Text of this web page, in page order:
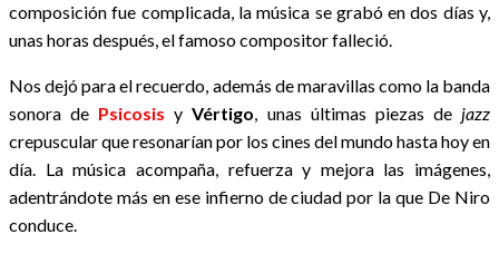
composición fue complicada, la música se grabó en dos días y,
unas horas después, el famoso compositor falleció.
Nos dejó para el recuerdo, además de maravillas como la banda
sonora de Psicosis yVértigo , unas últimas piezas de jazz
crepuscular que resonarían por los cines del mundo hasta hoy en
día. La música acompaña, refuerza y mejora las imágenes,
adentrándote más en ese infierno de ciudad por la que De Niro
conduce.